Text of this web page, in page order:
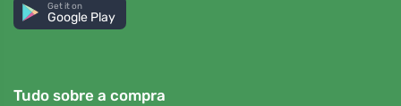
Get it on
Google Play
Tudo sobre a compra